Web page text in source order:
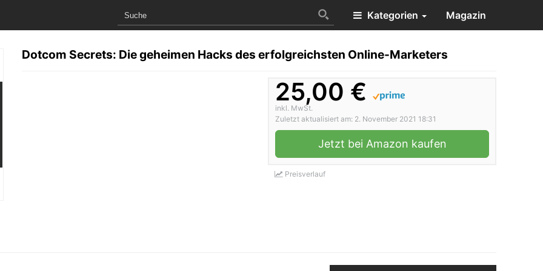
Kategorien Magazin
Dotcom Secrets: Die geheimen Hacks des erfolgreichsten Online-Marketers
25,00 €
inkl. MwSt.
Zuletzt aktualisiert am: 2. November 2021 18:31
Jetzt bei Amazon kaufen
Preisverlauf